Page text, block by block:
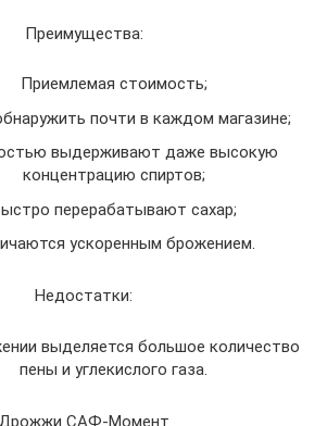
Преимущества:
Приемлемая стоимость;
почти в каждом магазине;
выдерживают даже высокую
концентрацию спиртов;
перерабатывают сахар;
ускоренным брожением.
Недостатки:
выделяется большое количество
пены и углекислого газа.
Дрожжи САФ-Момент